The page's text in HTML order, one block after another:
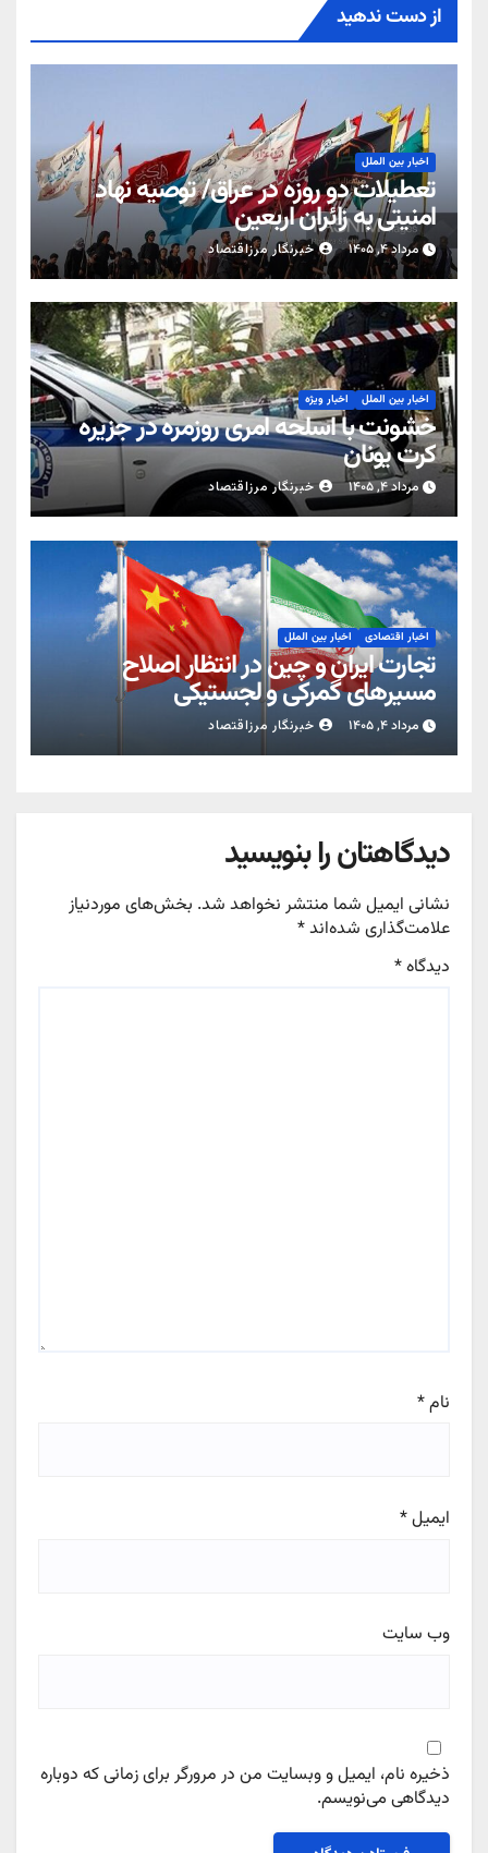
از دست ندهید
اخبار بین الملل
تعطیلات دو روزه در عراق/ توصیه نهاد
امنیتی به زائران اربعین
مرداد ۴, ۱۴۰۵ خبرنگار مرزاقتصاد
اخبار بین الملل اخبار ویژه
خشونت با اسلحه امری روزمره در جزیره
کرت یونان
مرداد ۴, ۱۴۰۵ خبرنگار مرزاقتصاد
اخبار اقتصادی اخبار بین الملل
تجارت ایران و چین در انتظار اصلاح
مسیرهای گمرکی و لجستیکی
مرداد ۴, ۱۴۰۵ خبرنگار مرزاقتصاد
دیدگاهتان را بنویسید
نشانی ایمیل شما منتشر نخواهد شد. بخش‌های موردنیاز
علامت‌گذاری شده‌اند*
دیدگاه*
نام*
ایمیل*
وب‌ سایت
ذخیره نام، ایمیل و وبسایت من در مرورگر برای زمانی که دوباره
دیدگاهی می‌نویسم.